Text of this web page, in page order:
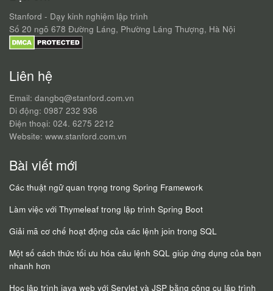
Stanford - Dạy kinh nghiệm lập trình
Số 20 ngõ 678 Đường Láng, Phường Láng Thượng, Hà Nội
Liên hệ
Email: dangbq@stanford.com.vn
Di động: 0987 232 936
Điện thoại: 024. 6275 2212
Website: www.stanford.com.vn
Bài viết mới
Các thuật ngữ quan trọng trong Spring Framework
Làm việc với Thymeleaf trong lập trình Spring Boot
Giải mã cơ chế hoạt động của các lệnh join trong SQL
Một số cách thức tối ưu hóa câu lệnh SQL giúp ứng dụng của bạn
nhanh hơn
Học lập trình java web với Servlet và JSP bằng công cụ lập trình